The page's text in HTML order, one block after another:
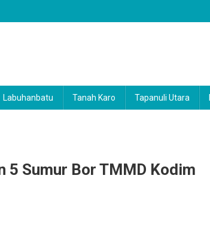
Labuhanbatu Tanah Karo Tapanuli Utara
5 Sumur Bor TMMD Kodim